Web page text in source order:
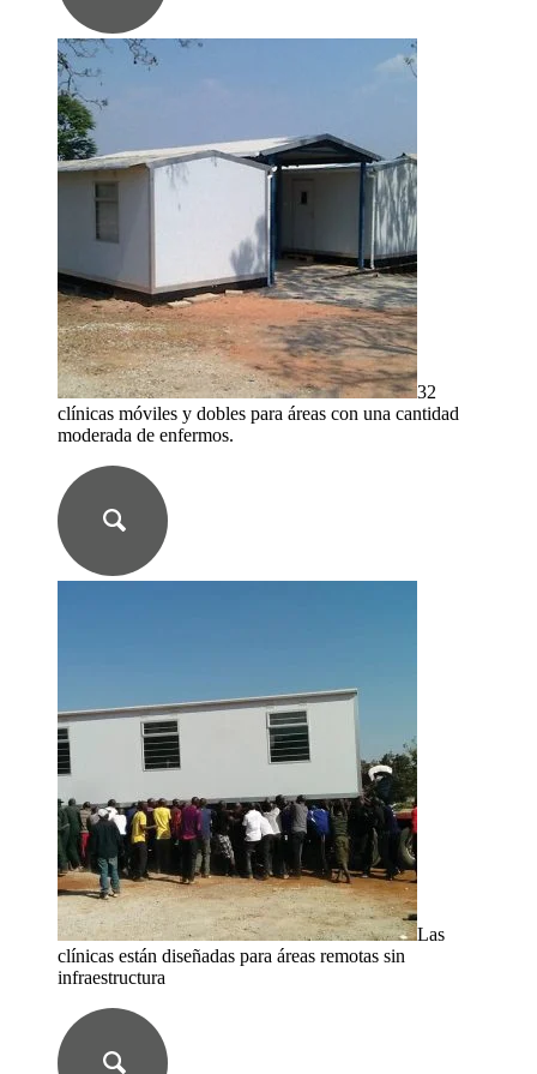
32
clínicas móviles y dobles para áreas con una cantidad
moderada de enfermos.
Las
clínicas están diseñadas para áreas remotas sin
infraestructura